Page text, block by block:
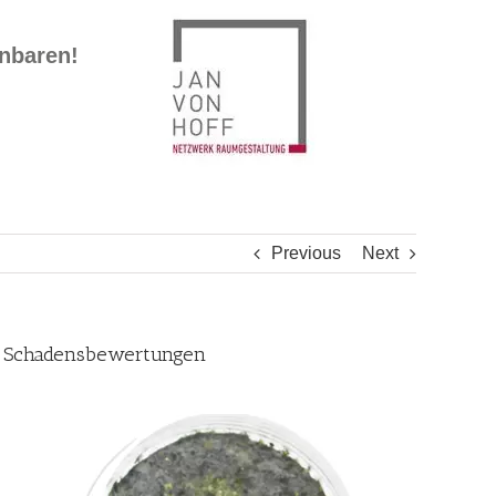
Previous Next